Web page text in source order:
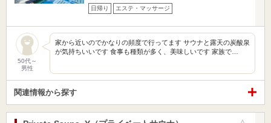
日帰り エステ・マッサージ
50代～
男性
家から近いのでかなりの頻度で行ってます サウナと露天の炭酸泉
が気持ちいいです 食事も種類が多く、美味しいです 家族で…
関連情報から探す